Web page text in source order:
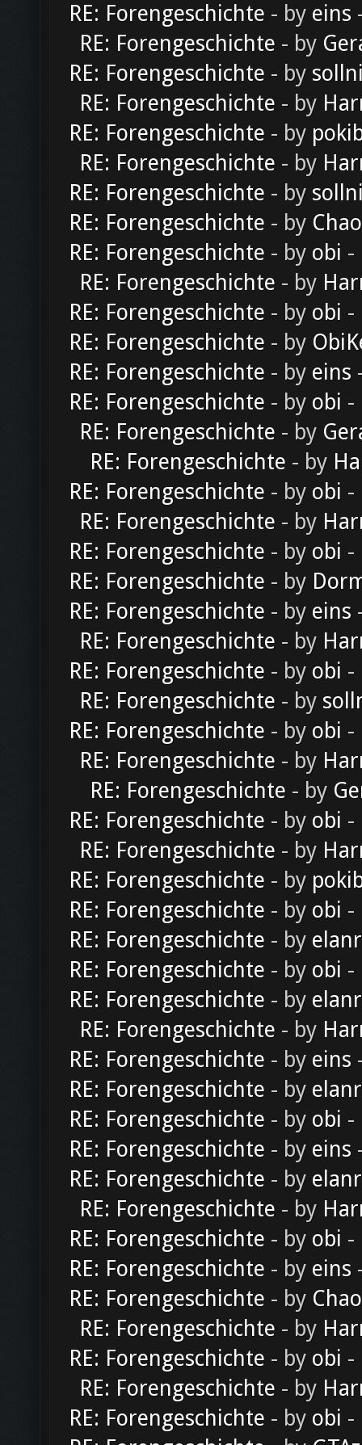
RE: Forengeschichte - by eins
RE: Forengeschichte - by
RE: Forengeschichte - by
RE: Forengeschichte - by
RE: Forengeschichte - by
RE: Forengeschichte - by
RE: Forengeschichte - by
RE: Forengeschichte - by
RE: Forengeschichte - by obi -
RE: Forengeschichte - by
RE: Forengeschichte - by obi -
RE: Forengeschichte - by
RE: Forengeschichte - by eins
RE: Forengeschichte - by obi -
RE: Forengeschichte - by
RE: Forengeschichte - by
RE: Forengeschichte - by obi -
RE: Forengeschichte - by
RE: Forengeschichte - by obi -
RE: Forengeschichte - by
RE: Forengeschichte - by eins
RE: Forengeschichte - by
RE: Forengeschichte - by obi -
RE: Forengeschichte - by
RE: Forengeschichte - by obi -
RE: Forengeschichte - by
RE: Forengeschichte - by
RE: Forengeschichte - by obi -
RE: Forengeschichte - by
RE: Forengeschichte - by
RE: Forengeschichte - by obi -
RE: Forengeschichte - by
RE: Forengeschichte - by obi -
RE: Forengeschichte - by
RE: Forengeschichte - by
RE: Forengeschichte - by eins
RE: Forengeschichte - by
RE: Forengeschichte - by obi -
RE: Forengeschichte - by eins
RE: Forengeschichte - by
RE: Forengeschichte - by
RE: Forengeschichte - by obi -
RE: Forengeschichte - by eins
RE: Forengeschichte - by
RE: Forengeschichte - by
RE: Forengeschichte - by obi -
RE: Forengeschichte - by
RE: Forengeschichte - by obi -